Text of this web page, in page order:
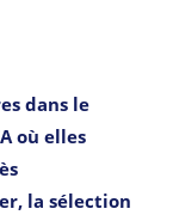
dans le
où elles
la sélection